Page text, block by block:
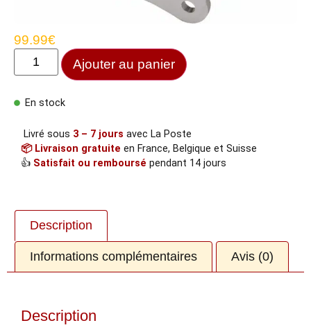
99.99€
Ajouter au panier
En stock
Livré sous 3 – 7 jours avec La Poste
📦 Livraison gratuite en France, Belgique et Suisse
👍 Satisfait ou remboursé pendant 14 jours
Description
Informations complémentaires Avis (0)
Description